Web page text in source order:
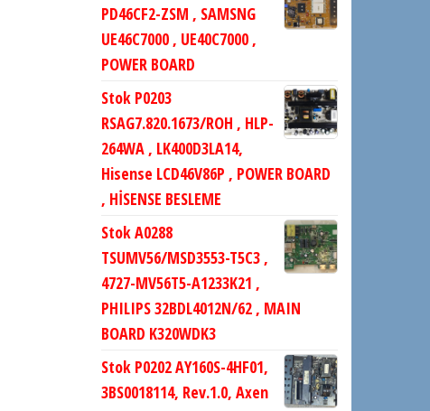
PD46CF2-ZSM , SAMSNG
UE46C7000 , UE40C7000 ,
POWER BOARD
Stok P0203
RSAG7.820.1673/ROH , HLP-
264WA , LK400D3LA14,
Hisense LCD46V86P , POWER BOARD
, HİSENSE BESLEME
Stok A0288
TSUMV56/MSD3553-T5C3 ,
4727-MV56T5-A1233K21 ,
PHILIPS 32BDL4012N/62 , MAIN
BOARD K320WDK3
Stok P0202 AY160S-4HF01,
3BS0018114, Rev.1.0, Axen